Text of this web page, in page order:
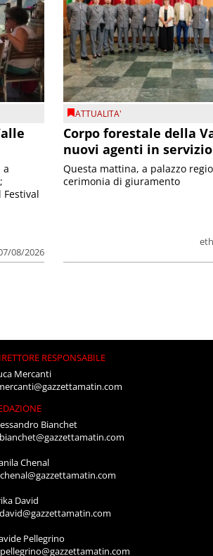
08/2026
a
Festival
ATTUALITA'
Corpo forestale della
nuovi agenti in
Questa mattina, a palazzo
cerimonia di giuramento
RESPONSABILE
Mercanti
Bianchet
Chenal
David
Pellegrino